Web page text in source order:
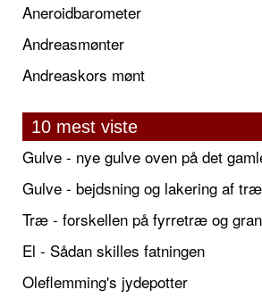
Aneroidbarometer
Andreasmønter
Andreaskors mønt
10 mest viste
Gulve - nye gulve oven på det
Gulve - bejdsning og lakering af
Træ - forskellen på fyrretræ og
El - Sådan skilles fatningen
Oleflemming's jydepotter